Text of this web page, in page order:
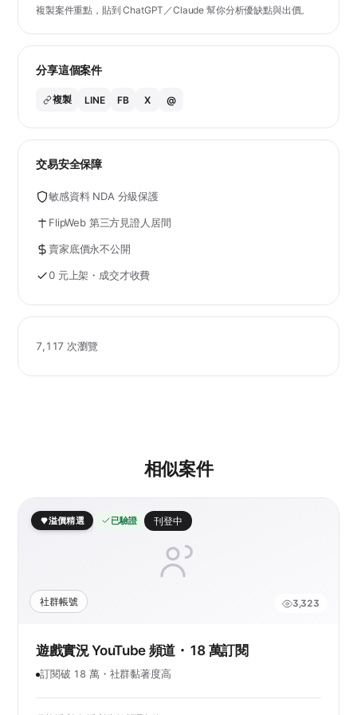
複製案件重點，貼到 ChatGPT／Claude 幫你分析優缺點與出價。
分享這個案件
複製 LINE FB X @
交易安全保障
敏感資料 NDA 分級保護
FlipWeb 第三方見證人居間
賣家底價永不公開
0 元上架・成交才收費
7,117 次瀏覽
相似案件
溢價精選 已驗證 刊登中
社群帳號 3,323
遊戲實況 YouTube 頻道・18 萬訂閱
訂閱破 18 萬・社群黏著度高